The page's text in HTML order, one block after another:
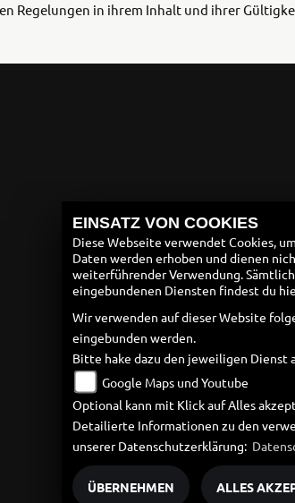
Regelungen in ihrem Inhalt und ihrer
EINSATZ VON COOKIES
Diese Webseite verwendet Cookies,
Daten werden erhoben und dienen
weiterführender Verwendung.
eingebundenen Diensten findest du
Wir verwenden auf dieser Website
eingebunden werden.
Bitte hake dazu den jeweiligen Dienst
Google Maps und Youtube
Optional kann mit Klick auf Alles
Detailierte Informationen zu den
unserer Datenschutzerklärung:
ÜBERNEHMEN ALLES